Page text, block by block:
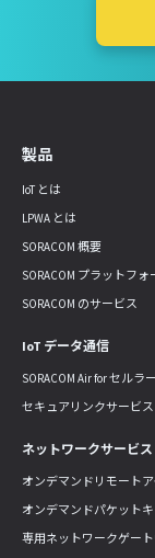
製品
IoT とは
LPWA とは
SORACOM 概要
SORACOM プラットフォ
SORACOM のサービス
IoT データ通信
SORACOM Air for セルラー
セキュアリンクサービス
ネットワークサービス
オンデマンドリモートア
オンデマンドパケットキ
専用ネットワークゲート